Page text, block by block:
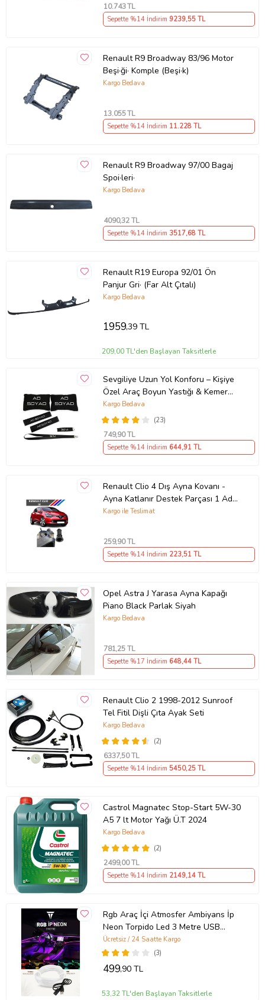
10.743TL
Sepette %14 İndirim 9239,55 TL
Renault R9 Broadway 83/96 Motor
Beşi·ği· Komple (Beşi·k)
Kargo Bedava
13.055TL
Sepette %14 İndirim 11.228TL
Renault R9 Broadway 97/00 Bagaj
Spoi·leri·
Kargo Bedava
4090,32 TL
Sepette %14 İndirim 3517,68 TL
Renault R19 Europa 92/01 Ön
Panjur Gri· (Far Alt Çıtalı)
Kargo Bedava
1959,39 TL
209,00 TL'den Başlayan Taksitlerle
Sevgiliye Uzun Yol Konforu – Kişiye
Özel Araç Boyun Yastığı & Kemer
Pedi Hediye Seti
(23)
Kargo Bedava
749,90 TL
Sepette %14 İndirim 644,91 TL
Renault Clio 4 Dış Ayna Kovanı -
Ayna Katlanır Destek Parçası 1 Adet
490307706 M3625
Kargo ile Teslimat
259,90 TL
Sepette %14 İndirim 223,51 TL
Opel Astra J Yarasa Ayna Kapağı
Piano Black Parlak Siyah
Kargo Bedava
781,25 TL
Sepette %17 İndirim 648,44 TL
Renault Clio 2 1998-2012 Sunroof
Tel Fitil Dişli Çıta Ayak Seti
(2)
Kargo Bedava
6337,50 TL
Sepette %14 İndirim 5450,25 TL
Castrol Magnatec Stop-Start 5W-30
A5 7 lt Motor Yağı Ü.T 2024
(2)
Kargo Bedava
2499,00 TL
Sepette %14 İndirim 2149,14 TL
Rgb Araç İçi Atmosfer Ambiyans İp
Neon Torpido Led 3 Metre USB
Girişli
(3)
Ücretsiz / 24 Saatte Kargo
499,90 TL
53,32 TL'den Başlayan Taksitlerle